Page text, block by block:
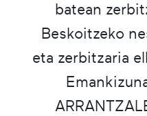
batean
Beskoitzeko
eta zerbitzaria